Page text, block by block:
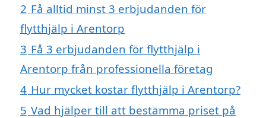
2 Få alltid minst 3 erbjudanden för
flytthjälp i Arentorp
3 Få 3 erbjudanden för flytthjälp i
Arentorp från professionella företag
4 Hur mycket kostar flytthjälp i Arentorp?
5 Vad hjälper till att bestämma priset på